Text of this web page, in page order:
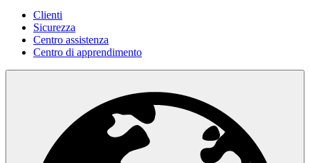
Clienti
Sicurezza
Centro assistenza
Centro di apprendimento